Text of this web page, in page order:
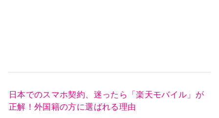
日本でのスマホ契約、迷ったら「楽天モバイル」が
正解！外国籍の方に選ばれる理由